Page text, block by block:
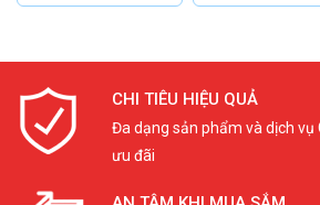
CHI TIÊU HIỆU QUẢ
Đa dạng sản phẩm và dịch vụ
ưu đãi